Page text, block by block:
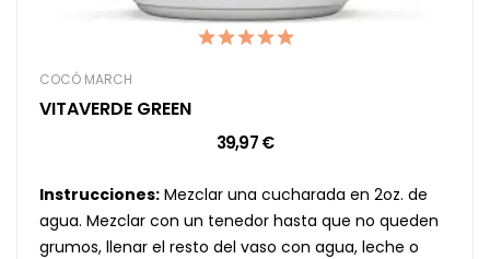
COCÓ MARCH
VITAVERDE GREEN
39,97 €
Instrucciones: Mezclar una cucharada en 2oz. de
agua. Mezclar con un tenedor hasta que no queden
grumos, llenar el resto del vaso con agua, leche o